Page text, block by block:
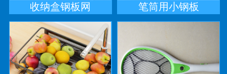
收纳盒钢板网 笔筒用小钢板